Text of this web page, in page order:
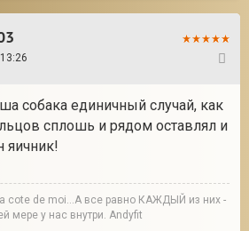
собака единичный случай, как
сплошь и рядом оставлял и
яичник!
cote de moi...А все равно КАЖДЫЙ из них -
мере у нас внутри. Andyfit